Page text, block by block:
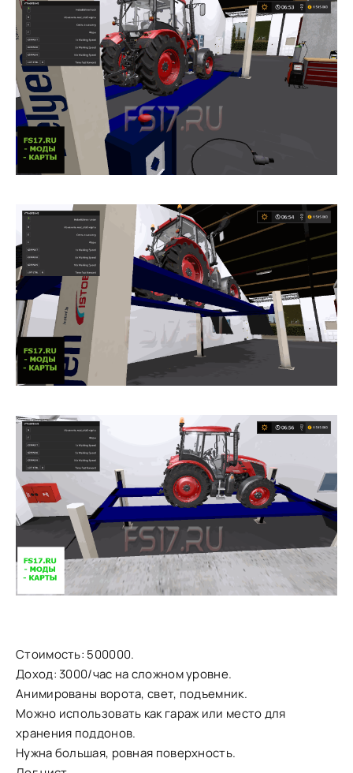
Стоимость: 500000.
Доход: 3000/час на сложном уровне.
Анимированы ворота, свет, подъемник.
Можно использовать как гараж или место для
хранения поддонов.
Нужна большая, ровная поверхность.